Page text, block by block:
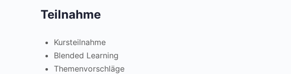
Teilnahme
Kursteilnahme
Blended Learning
Themenvorschläge